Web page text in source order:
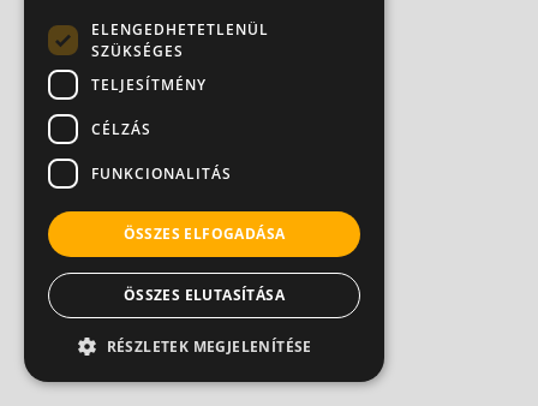
ELENGEDHETETLENÜL
SZÜKSÉGES
TELJESÍTMÉNY
CÉLZÁS
FUNKCIONALITÁS
ÖSSZES ELFOGADÁSA
ÖSSZES ELUTASÍTÁSA
RÉSZLETEK MEGJELENÍTÉSE